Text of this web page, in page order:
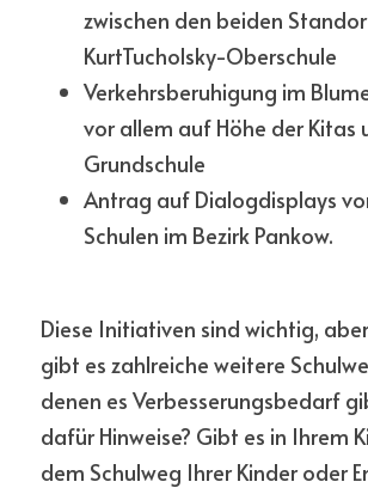
zwischen den beiden
KurtTucholsky-Oberschule
Verkehrsberuhigung im
vor allem auf Höhe der Kitas
Grundschule
Antrag auf Dialogdisplays
Schulen im Bezirk Pankow.
Diese Initiativen sind wichtig,
gibt es zahlreiche weitere
denen es Verbesserungsbedarf
dafür Hinweise? Gibt es in Ihrem
dem Schulweg Ihrer Kinder oder